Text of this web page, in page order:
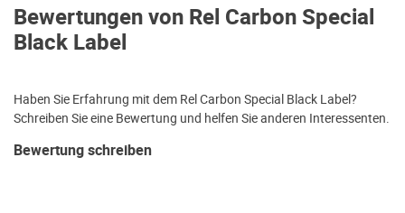
Bewertungen von Rel Carbon Special
Black Label
Haben Sie Erfahrung mit dem Rel Carbon Special Black Label?
Schreiben Sie eine Bewertung und helfen Sie anderen Interessenten.
Bewertung schreiben